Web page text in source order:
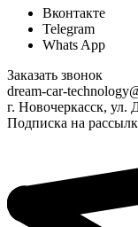
Вконтакте
Telegram
Whats App
Заказать звонок
dream-car-
г. Новочеркасск, ул.
Подписка на